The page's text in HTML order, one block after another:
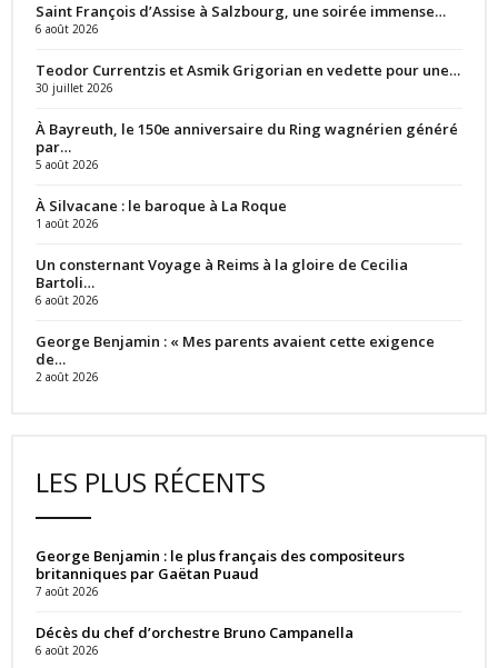
Saint François d’Assise à Salzbourg, une soirée immense…
6 août 2026
Teodor Currentzis et Asmik Grigorian en vedette pour une…
30 juillet 2026
À Bayreuth, le 150e anniversaire du Ring wagnérien généré
par…
5 août 2026
À Silvacane : le baroque à La Roque
1 août 2026
Un consternant Voyage à Reims à la gloire de Cecilia
Bartoli…
6 août 2026
George Benjamin : « Mes parents avaient cette exigence
de…
2 août 2026
LES PLUS RÉCENTS
George Benjamin : le plus français des compositeurs
britanniques par Gaëtan Puaud
7 août 2026
Décès du chef d’orchestre Bruno Campanella
6 août 2026